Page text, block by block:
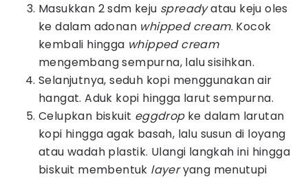
Masukkan 2 sdm keju spreadyatau keju oles
ke dalam adonan whipped cream. Kocok
kembali hingga whipped cream
mengembang sempurna, lalu sisihkan.
Selanjutnya, seduh kopi menggunakan air
hangat. Aduk kopi hingga larut sempurna.
Celupkan biskuit eggdropke dalam larutan
kopi hingga agak basah, lalu susun di loyang
atau wadah plastik. Ulangi langkah ini hingga
biskuit membentuk layeryang menutupi